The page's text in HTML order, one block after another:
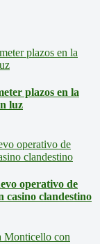
plazos en la
luz
operativo de
casino clandestino